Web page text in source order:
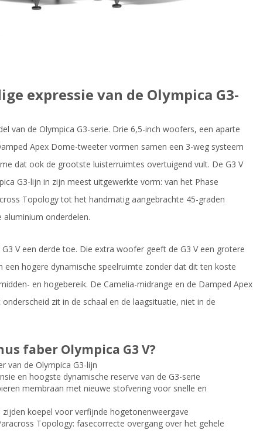
expressie van de Olympica G3-
van de Olympica G3-serie. Drie 6,5-inch woofers, een aparte
Apex Dome-tweeter vormen samen een 3-weg systeem
dat ook de grootste luisterruimtes overtuigend vult. De G3 V
G3-lijn in zijn meest uitgewerkte vorm: van het Phase
Topology tot het handmatig aangebrachte 45-graden
onderdelen.
V een derde toe. Die extra woofer geeft de G3 V een grotere
een hogere dynamische speelruimte zonder dat dit ten koste
en hogebereik. De Camelia-midrange en de Damped Apex
zit in de schaal en de laagsituatie, niet in de
faber Olympica G3 V?
van de Olympica G3-lijn
en hoogste dynamische reserve van de G3-serie
membraan met nieuwe stofvering voor snelle en
koepel voor verfijnde hogetonenweergave
Topology: fasecorrecte overgang over het gehele